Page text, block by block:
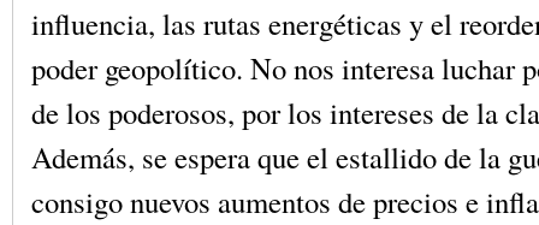
influencia, las rutas energéticas y el
poder geopolítico. No nos interesa luchar
de los poderosos, por los intereses de la
Además, se espera que el estallido de la
consigo nuevos aumentos de precios e